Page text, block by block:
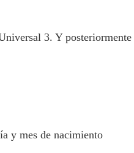
3. Y posteriormente
y mes de nacimiento